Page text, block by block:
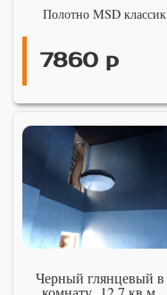
Полотно MSD классик
7860 р
Черный глянцевый в